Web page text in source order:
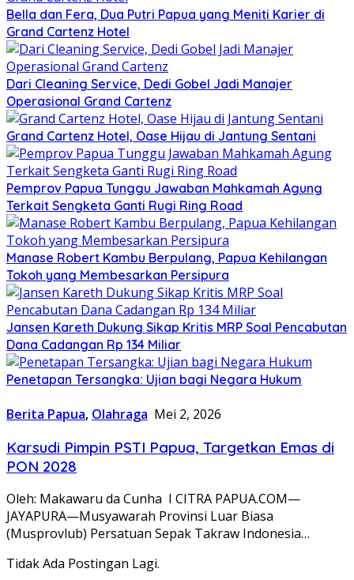
Bella dan Fera, Dua Putri Papua yang Meniti Karier di
Grand Cartenz Hotel
Dari Cleaning Service, Dedi Gobel Jadi Manajer
Operasional Grand Cartenz
Grand Cartenz Hotel, Oase Hijau di Jantung Sentani
Pemprov Papua Tunggu Jawaban Mahkamah Agung
Terkait Sengketa Ganti Rugi Ring Road
Manase Robert Kambu Berpulang, Papua Kehilangan
Tokoh yang Membesarkan Persipura
Jansen Kareth Dukung Sikap Kritis MRP Soal Pencabutan
Dana Cadangan Rp 134 Miliar
Penetapan Tersangka: Ujian bagi Negara Hukum
Berita Papua, Olahraga Mei 2, 2026
Karsudi Pimpin PSTI Papua, Targetkan Emas di
PON 2028
Oleh: Makawaru da Cunha I CITRA PAPUA.COM—
JAYAPURA—Musyawarah Provinsi Luar Biasa
(Musprovlub) Persatuan Sepak Takraw Indonesia…
Tidak Ada Postingan Lagi.